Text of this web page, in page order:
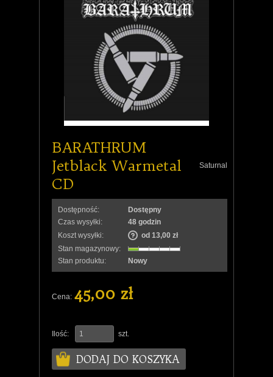
BARATHRUM
Jetblack Warmetal
CD
Saturnal
Dostępność:
Dostępny
Czas wysyłki:
48 godzin
Koszt wysyłki:
od 13,00 zł
Stan magazynowy:
Stan produktu:
Nowy
Cena: 45,00 zł
Ilość: szt.
DODAJ DO KOSZYKA